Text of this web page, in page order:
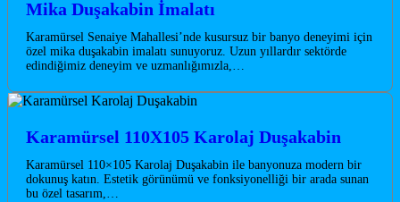
Mika Duşakabin İmalatı
Karamürsel Senaiye Mahallesi’nde kusursuz bir banyo deneyimi için
özel mika duşakabin imalatı sunuyoruz. Uzun yıllardır sektörde
edindiğimiz deneyim ve uzmanlığımızla,…
Karamürsel 110X105 Karolaj Duşakabin
Karamürsel 110×105 Karolaj Duşakabin ile banyonuza modern bir
dokunuş katın. Estetik görünümü ve fonksiyonelliği bir arada sunan
bu özel tasarım,…